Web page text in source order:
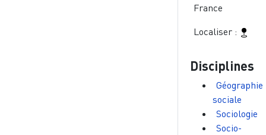
France
Localiser :
Disciplines
Géographie
sociale
Sociologie
Socio-